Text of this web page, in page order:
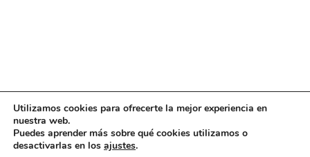
© 2021Upaninews
Utilizamos cookies para ofrecerte la mejor experiencia en
nuestra web.
Puedes aprender más sobre qué cookies utilizamos o
desactivarlas en los ajustes.